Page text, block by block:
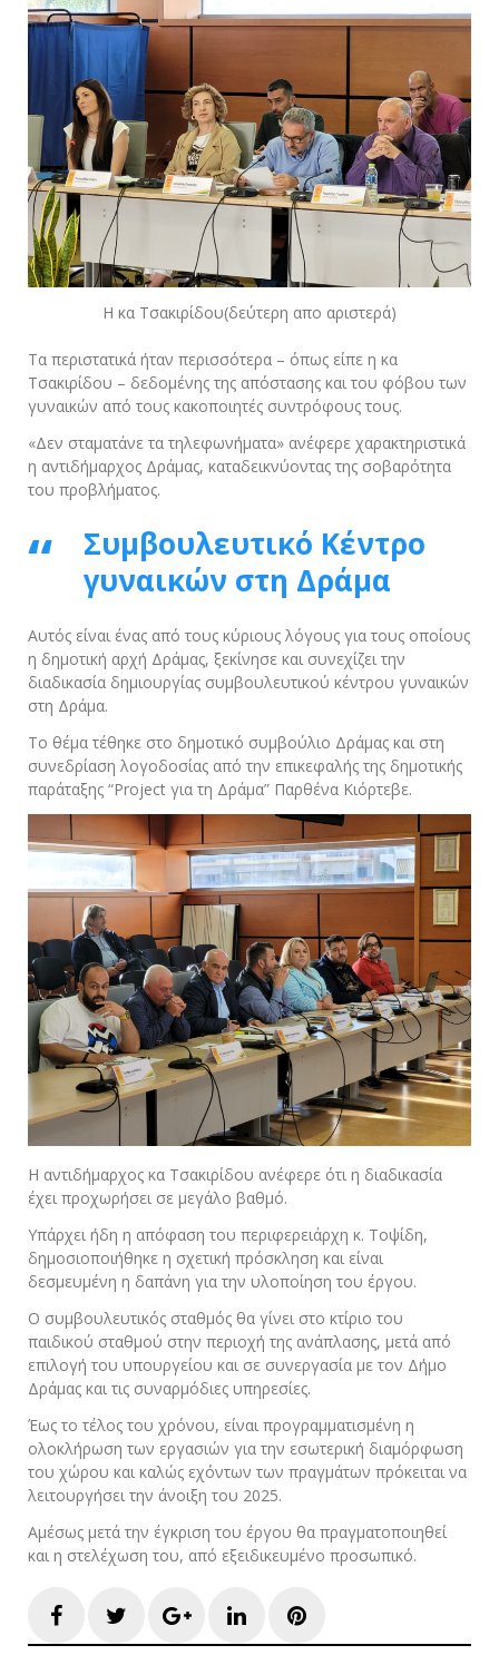
Η κα Τσακιρίδου(δεύτερη απο αριστερά)
Τα περιστατικά ήταν περισσότερα – όπως είπε η κα
Τσακιρίδου – δεδομένης της απόστασης και του φόβου των
γυναικών από τους κακοποιητές συντρόφους τους.
«Δεν σταματάνε τα τηλεφωνήματα» ανέφερε χαρακτηριστικά
η αντιδήμαρχος Δράμας, καταδεικνύοντας της σοβαρότητα
του προβλήματος.
Συμβουλευτικό Κέντρο
γυναικών στη Δράμα
Αυτός είναι ένας από τους κύριους λόγους για τους οποίους
η δημοτική αρχή Δράμας, ξεκίνησε και συνεχίζει την
διαδικασία δημιουργίας συμβουλευτικού κέντρου γυναικών
στη Δράμα.
Το θέμα τέθηκε στο δημοτικό συμβούλιο Δράμας και στη
συνεδρίαση λογοδοσίας από την επικεφαλής της δημοτικής
παράταξης “Project για τη Δράμα” Παρθένα Κιόρτεβε.
Η αντιδήμαρχος κα Τσακιρίδου ανέφερε ότι η διαδικασία
έχει προχωρήσει σε μεγάλο βαθμό.
Υπάρχει ήδη η απόφαση του περιφερειάρχη κ. Τοψίδη,
δημοσιοποιήθηκε η σχετική πρόσκληση και είναι
δεσμευμένη η δαπάνη για την υλοποίηση του έργου.
Ο συμβουλευτικός σταθμός θα γίνει στο κτίριο του
παιδικού σταθμού στην περιοχή της ανάπλασης, μετά από
επιλογή του υπουργείου και σε συνεργασία με τον Δήμο
Δράμας και τις συναρμόδιες υπηρεσίες.
Έως το τέλος του χρόνου, είναι προγραμματισμένη η
ολοκλήρωση των εργασιών για την εσωτερική διαμόρφωση
του χώρου και καλώς εχόντων των πραγμάτων πρόκειται να
λειτουργήσει την άνοιξη του 2025.
Αμέσως μετά την έγκριση του έργου θα πραγματοποιηθεί
και η στελέχωση του, από εξειδικευμένο προσωπικό.
FacebookTwitterGoogle+LinkedInPinterest